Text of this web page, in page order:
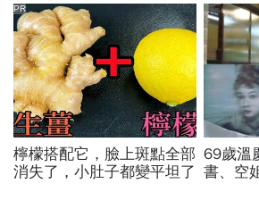
政首例如何解決？
檸檬搭配它，臉上斑點全部
消失了，小肚子都變平坦了
PR
69歲溫
書、空
過婚